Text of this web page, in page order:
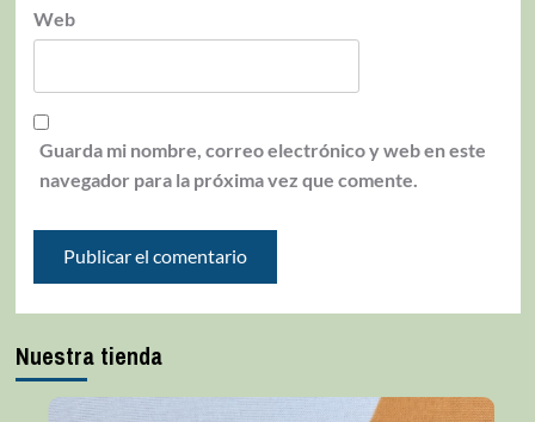
Web
Guarda mi nombre, correo electrónico y web en este
navegador para la próxima vez que comente.
Nuestra tienda